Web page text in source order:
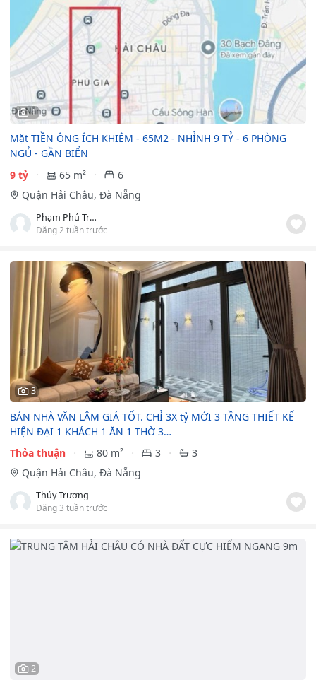
1
Mặt TIỀN ÔNG ÍCH KHIÊM - 65M2 - NHỈNH 9 TỶ - 6 PHÒNG
NGỦ - GẦN BIỂN
9 tỷ
65 m²
6
Quận Hải Châu, Đà Nẵng
Phạm Phú Trọng
Đăng 2 tuần trước
3
BÁN NHÀ VĂN LÂM GIÁ TỐT. CHỈ 3X tỷ MỚI 3 TẦNG THIẾT KẾ
HIỆN ĐẠI 1 KHÁCH 1 ĂN 1 THỜ 3…
Thỏa thuận
80 m² 3
3
Quận Hải Châu, Đà Nẵng
Thủy Trương
Đăng 3 tuần trước
2